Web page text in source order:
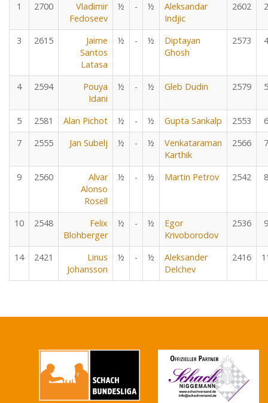
1
2700
Vladimir
Fedoseev
½ - ½
Aleksandar
Indjic
2602 2
3 2615
Jaime
Santos
Latasa
½ - ½
Diptayan
Ghosh
2573 4
4 2594
Pouya
Idani
½ - ½ Gleb Dudin 2579 5
5 2581 Alan Pichot ½ - ½ Gupta Sankalp 2553
6
7
2555 Jan Subelj ½ - ½
Venkataraman
Karthik
2566 7
9 2560
Alvar
Alonso
Rosell
½ - ½ Martin Petrov 2542 8
10 2548
Felix
Blohberger
½ - ½
Egor
Krivoborodov
2536 9
14 2421
Linus
Johansson
½ - ½
Aleksander
Delchev
2416